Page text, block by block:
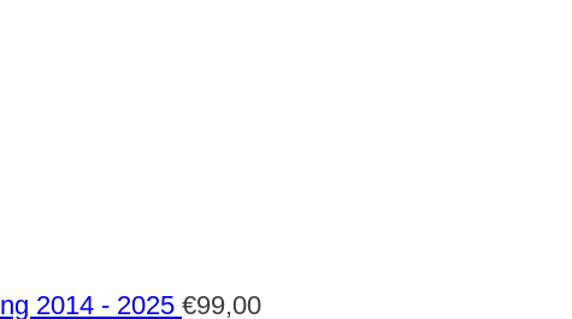
2014 - 2025 €99,00